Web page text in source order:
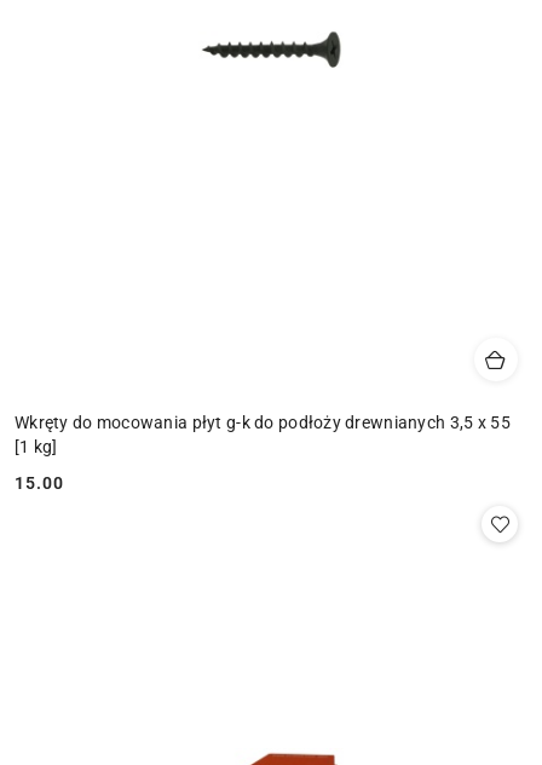
Wkręty do mocowania płyt g-k do podłoży drewnianych 3,5 x 55
[1 kg]
Cena:
15.00